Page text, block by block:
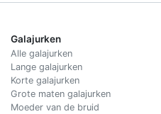
Galajurken
Alle galajurken
Lange galajurken
Korte galajurken
Grote maten galajurken
Moeder van de bruid